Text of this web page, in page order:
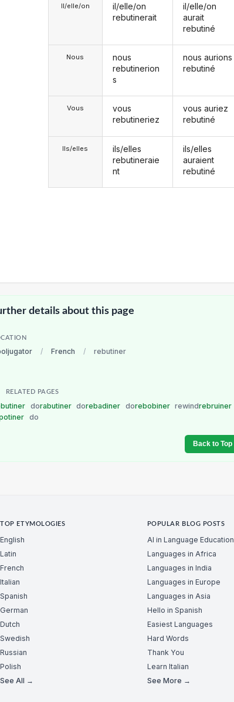
Il/elle/on
Nous
Vous
Ils/elles
il/elle/on
rebutinerait
nous
rebutinerion
s
vous
rebutineriez
ils/elles
rebutineraie
nt
il/elle/on
aurait
rebutiné
nous aurions
rebutiné
vous auriez
rebutiné
ils/elles
auraient
rebutiné
details about this page
/ French / rebutiner
RELATED PAGES
dorabutiner dorebadiner dorebobiner rewindrebruiner
do
Back to Top
TOP ETYMOLOGIES
English
Latin
French
Italian
Spanish
German
Dutch
Swedish
Russian
Polish
See All →
POPULAR BLOG POSTS
AI in Language Education
Languages in Africa
Languages in India
Languages in Europe
Languages in Asia
Hello in Spanish
Easiest Languages
Hard Words
Thank You
Learn Italian
See More →